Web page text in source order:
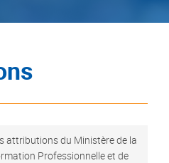
attributions du Ministère de la
Professionnelle et de